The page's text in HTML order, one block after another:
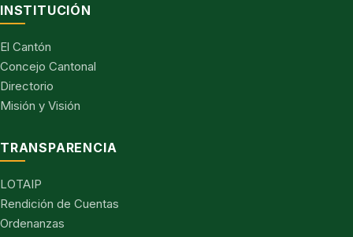
INSTITUCIÓN
El Cantón
Concejo Cantonal
Directorio
Misión y Visión
TRANSPARENCIA
LOTAIP
Rendición de Cuentas
Ordenanzas